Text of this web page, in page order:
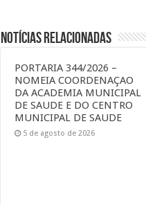
Notícias Relacionadas
PORTARIA 344/2026 –
NOMEIA COORDENAÇAO
DA ACADEMIA MUNICIPAL
DE SAUDE E DO CENTRO
MUNICIPAL DE SAUDE
5 de agosto de 2026